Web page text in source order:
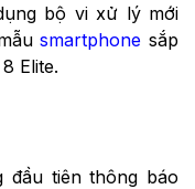
bộ vi xử lý mới
smartphone sắp
Elite.
đầu tiên thông báo